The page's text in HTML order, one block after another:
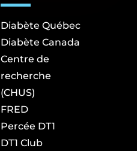
Diabète Québec
Diabète Canada
Centre de
recherche
(CHUS)
FRED
Percée DT1
DT1 Club